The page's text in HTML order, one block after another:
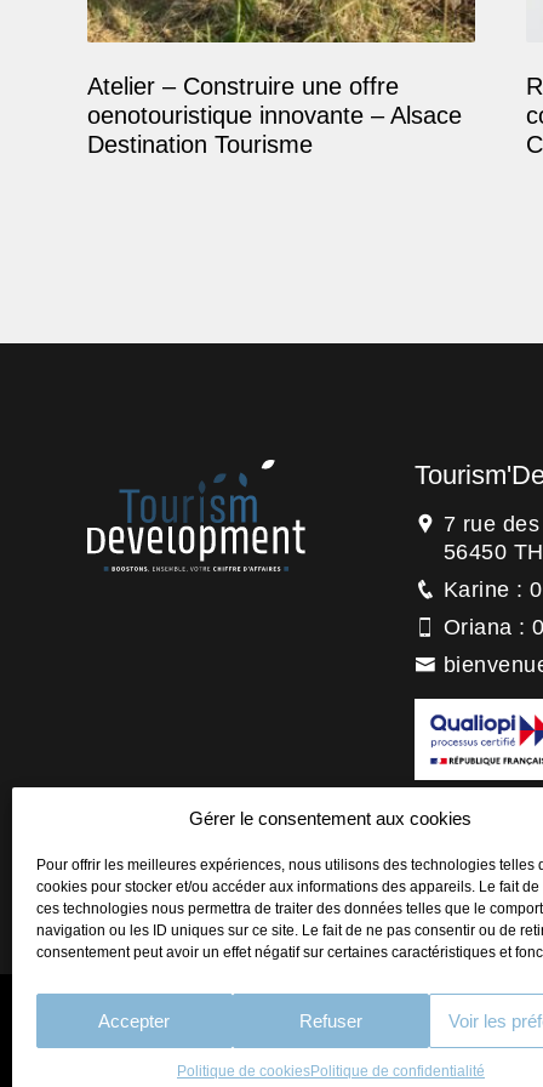
Gérer le consentement aux cookies
Pour offrir les meilleures expériences, nous utilisons des technologies telles
cookies pour stocker et/ou accéder aux informations des appareils. Le fait
ces technologies nous permettra de traiter des données telles que le
navigation ou les ID uniques sur ce site. Le fait de ne pas consentir ou de
consentement peut avoir un effet négatif sur certaines caractéristiques et
Accepter Refuser Voir les
Politique de cookiesPolitique de confidentialité
Atelier – Construire une offre
oenotouristique innovante – Alsace
Destination Tourisme
7 rue
56450
Karine :
Oriana :
La
titre de la